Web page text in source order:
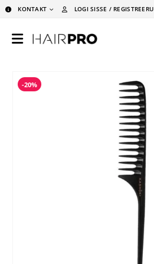
KONTAKT LOGI SISSE / REGISTREERU
-20%